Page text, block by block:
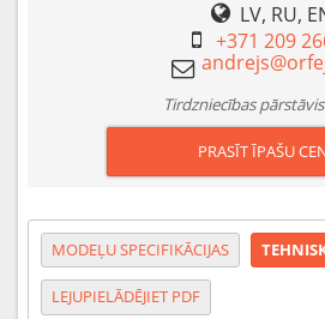
LV, RU,
+371 209
Tirdzniecības
PRASĪT ĪPAŠU
MODEĻU SPECIFIKĀCIJAS
LEJUPIELĀDĒJIET PDF